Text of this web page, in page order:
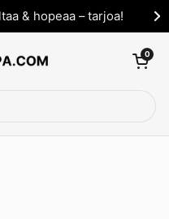
& hopeaa – tarjoa!
Avaa 0